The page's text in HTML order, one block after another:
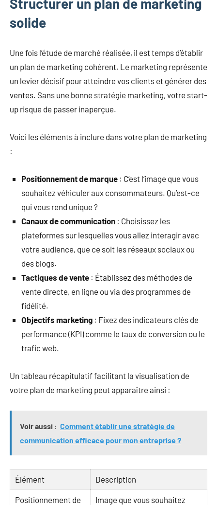
solide
Une fois l’étude de marché réalisée, il est temps d’établir
un plan de marketing cohérent. Le marketing représente
un levier décisif pour atteindre vos clients et générer des
ventes. Sans une bonne stratégie marketing, votre start-
up risque de passer inaperçue.
Voici les éléments à inclure dans votre plan de marketing
:
Positionnement de marque : C’est l’image que vous
souhaitez véhiculer aux consommateurs. Qu’est-ce
qui vous rend unique ?
Canaux de communication : Choisissez les
plateformes sur lesquelles vous allez interagir avec
votre audience, que ce soit les réseaux sociaux ou
des blogs.
Tactiques de vente : Établissez des méthodes de
vente directe, en ligne ou via des programmes de
fidélité.
Objectifs marketing : Fixez des indicateurs clés de
performance (KPI) comme le taux de conversion ou le
trafic web.
Un tableau récapitulatif facilitant la visualisation de
votre plan de marketing peut apparaître ainsi :
Voir aussi : Comment établir une stratégie de
communication efficace pour mon entreprise ?
Élément Description
Positionnement de
Image que vous souhaitez